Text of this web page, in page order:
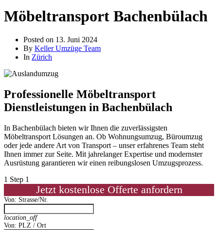
Möbeltransport Bachenbülach
Posted on 13. Juni 2024
By Keller Umzüge Team
In Zürich
Professionelle Möbeltransport
Dienstleistungen in Bachenbülach
In Bachenbülach bieten wir Ihnen die zuverlässigsten
Möbeltransport Lösungen an. Ob Wohnungsumzug, Büroumzug
oder jede andere Art von Transport – unser erfahrenes Team steht
Ihnen immer zur Seite. Mit jahrelanger Expertise und modernster
Ausrüstung garantieren wir einen reibungslosen Umzugsprozess.
1 Step 1
Jetzt kostenlose Offerte anfordern
Von: Strasse/Nr.
location_off
Von: PLZ / Ort